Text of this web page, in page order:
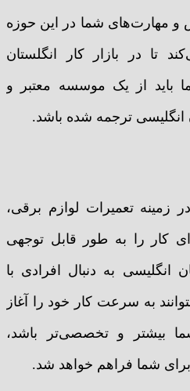
و مهارت‌های شما در این حوزه
تا در بازار کار انگلستان
باید از یک موسسه معتبر و
انگلیسی ترجمه شده باشد.
زمینه تعمیرات لوازم برقی،
کار را به طور قابل توجهی
انگلیسی به دنبال افرادی با
به سرعت کار خود را آغاز
بیشتر و تخصصی‌تر باشد،
شما فراهم خواهد شد.